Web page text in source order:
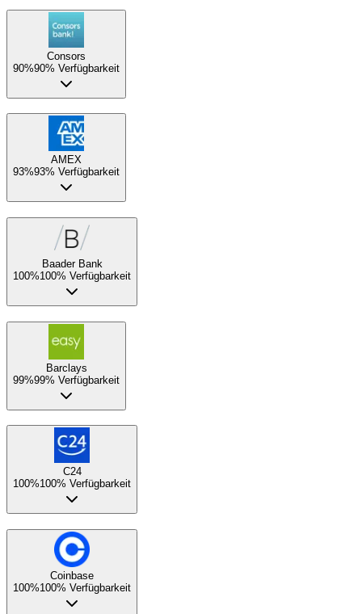
Consors
90%90% Verfügbarkeit
AMEX
93%93% Verfügbarkeit
Baader Bank
100%100% Verfügbarkeit
Barclays
99%99% Verfügbarkeit
C24
100%100% Verfügbarkeit
Coinbase
100%100% Verfügbarkeit